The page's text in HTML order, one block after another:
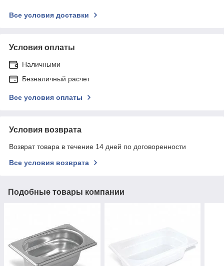
Все условия доставки
Условия оплаты
Наличными
Безналичный расчет
Все условия оплаты
Условия возврата
Возврат товара в течение 14 дней по договоренности
Все условия возврата
Подобные товары компании